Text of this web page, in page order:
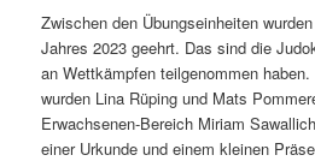
Zwischen den Übungseinheiten
Jahres 2023 geehrt. Das sind die
an Wettkämpfen teilgenommen
wurden Lina Rüping und Mats
Erwachsenen-Bereich Miriam
einer Urkunde und einem kleinen